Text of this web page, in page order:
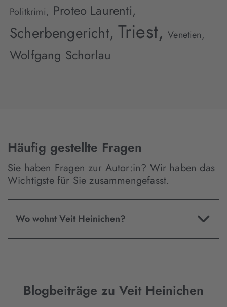
Politkrimi, Proteo Laurenti,
Scherbengericht, Triest, Venetien,
Wolfgang Schorlau
Häufig gestellte Fragen
Sie haben Fragen zur Autor:in? Wir haben das
Wichtigste für Sie zusammengefasst.
Wo wohnt Veit Heinichen?
Blogbeiträge zu Veit Heinichen